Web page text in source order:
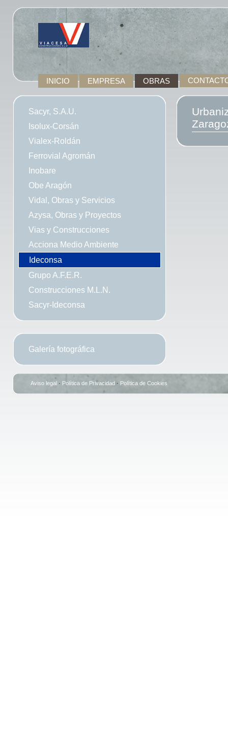
INICIO EMPRESA OBRAS
Sacyr, S.A.U.
Isolux-Corsán
Vialex-Roldán
Ferrovial Agromán
Inobare
Obe Aragón
Vidal, Obras y Servicios
Azysa, Obras y Proyectos
Vias y Construcciones
Acciona Medio Ambiente
Ideconsa
Grupo A.F.E.R.
Construcciones M.L.N.
Sacyr-Ideconsa
Galería fotográfica
Aviso legal · Política de Privacidad · Política de Cookies